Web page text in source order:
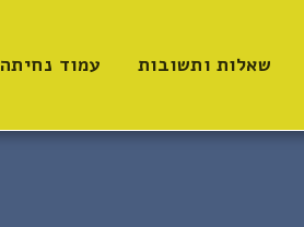
שאלות ותשובות עמוד נחיתה